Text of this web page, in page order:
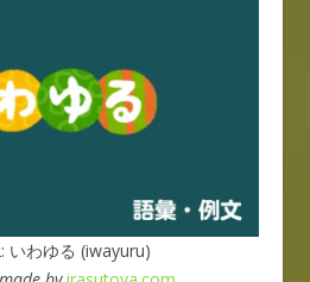
いわゆる (iwayuru)